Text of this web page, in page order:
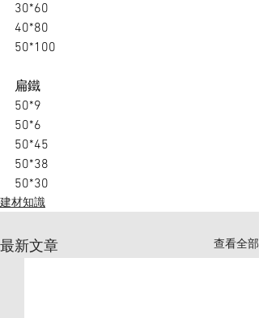
30*60
40*80
50*100
扁鐵
50*9
50*6
50*45
50*38
50*30
建材知識
最新文章 查看全部